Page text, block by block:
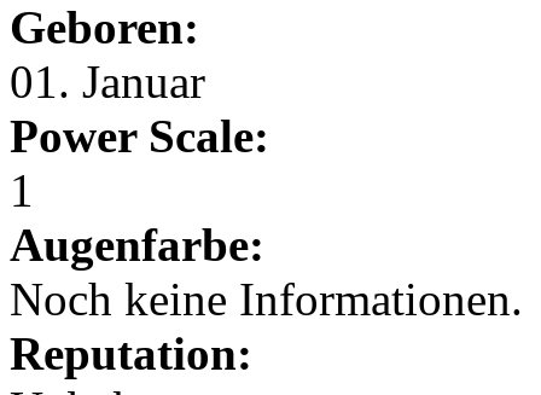
Geboren:
01. Januar
Power Scale:
1
Augenfarbe:
Noch keine Informationen.
Reputation: